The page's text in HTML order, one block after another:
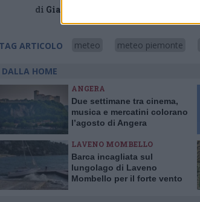
di Giada Vassallo
TAG ARTICOLO meteo meteo piemonte
DALLA HOME
ANGERA
Due settimane tra cinema,
musica e mercatini colorano
l’agosto di Angera
LAVENO MOMBELLO
Barca incagliata sul
lungolago di Laveno
Mombello per il forte vento